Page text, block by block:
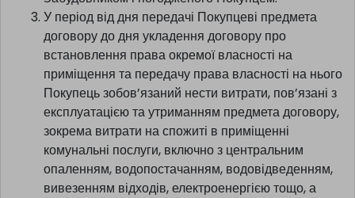
матеріалів, у кожному випадку визначаються
індивідуально на підставі кошторису, складеного
Забудовником і погодженого Покупцем.
У період від дня передачі Покупцеві предмета
договору до дня укладення договору про
встановлення права окремої власності на
приміщення та передачу права власності на нього
Покупець зобов’язаний нести витрати, пов’язані з
експлуатацією та утриманням предмета договору,
зокрема витрати на спожиті в приміщенні